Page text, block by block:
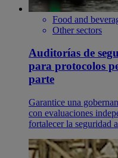
Food and
Other sectors
Auditorías de
para protocolos
parte
Garantice una
con evaluaciones
fortalecer la seguridad